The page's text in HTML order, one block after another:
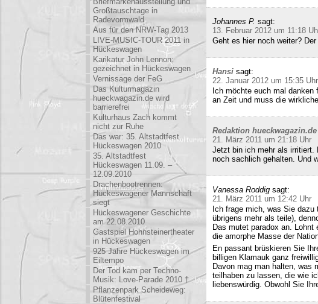
Großtauschtage in
Radevormwald
Aus für den NRW-Tag 2013
LIVE-MUSIC-TOUR 2011 in
Hückeswagen
Karikatur John Lennon:
gezeichnet in Hückeswagen
Vernissage der FeG
Das Kulturmagazin
hueckwagazin.de wird
barrierefrei
Kulturhaus Zach kommt
nicht zur Ruhe
Das war: 35. Altstadtfest
Hückeswagen 2010
35. Altstadtfest
Hückeswagen 11.09. –
12.09.2010
Drachenbootrennen:
Hückeswagener Mannschaft
siegt
Hückeswagener Geschichte
am 22.08.2010
Gastspiel Hohnsteinertheater
in Hückeswagen
925 Jahre Hückeswagen im
Eiltempo
Der Tod kam per Techno-
Musik: Love-Parade 2010 †
Pflanzenpark Scheideweg:
Blütenfestival
Johannes P. sagt:
13. Februar 2012 um 11:18
Geht es hier noch weiter?
Hansi sagt:
22. Januar 2012 um 15:35 Uhr
Ich möchte euch mal
an Zeit und muss die
Redaktion hueckwagazin.de
21. März 2011 um 21:18 Uhr
Jetzt bin ich mehr als irritiert.
noch sachlich gehalten. Und
Vanessa Roddig sagt:
21. März 2011 um 12:42 Uhr
Ich frage mich, was Sie
übrigens mehr als teile),
Das mutet paradox an.
die amorphe Masse der
En passant brüskieren Sie
billigen Klamauk ganz
Davon mag man halten, was
teilhaben zu lassen, die wie
liebenswürdig. Obwohl Sie